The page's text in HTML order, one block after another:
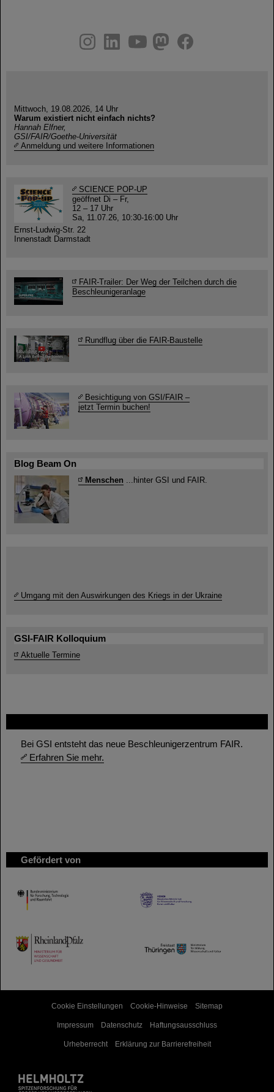
Bei GSI entsteht das neue Beschleunigerzentrum FAIR.
Erfahren Sie mehr.
Gefördert von
HMWK
TMWWDG
youtube
helmholtz.social
facebook
Mittwoch, 19.08.2026, 14 Uhr
Warum existiert nicht einfach nichts?
Hannah Elfner,
GSI/FAIR/Goethe-Universität
Anmeldung und weitere Informationen
SCIENCE POP-UP
geöffnet Di – Fr,
12 – 17 Uhr
Sa, 11.07.26, 10:30-16:00 Uhr
Ernst-Ludwig-Str. 22
Innenstadt Darmstadt
FAIR-Trailer: Der Weg der Teilchen durch die
Beschleunigeranlage
Rundflug über die FAIR-Baustelle
Besichtigung von GSI/FAIR –
jetzt Termin buchen!
Blog Beam On
Menschen ...hinter GSI und FAIR.
Umgang mit den Auswirkungen des Kriegs in der Ukraine
GSI-FAIR Kolloquium
Aktuelle Termine
Cookie Einstellungen Cookie-Hinweise Sitemap
Impressum Datenschutz Haftungsausschluss
Urheberrecht Erklärung zur Barrierefreiheit